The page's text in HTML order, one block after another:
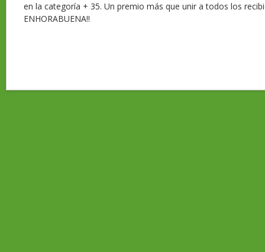
en la categoría + 35. Un premio más que unir a todos los
ENHORABUENA!!